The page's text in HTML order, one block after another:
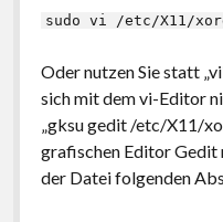
sudo vi /etc/X11/
Oder nutzen Sie statt
sich mit dem vi-Editor
„gksu gedit /etc/X11/
grafischen Editor Gedit
der Datei folgenden